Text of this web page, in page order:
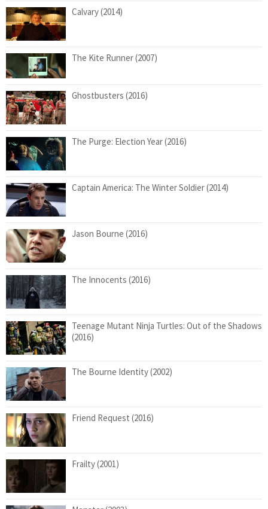
Calvary (2014)
The Kite Runner (2007)
Ghostbusters (2016)
The Purge: Election Year (2016)
Captain America: The Winter Soldier (2014)
Jason Bourne (2016)
The Innocents (2016)
Teenage Mutant Ninja Turtles: Out of the Shadows
(2016)
The Bourne Identity (2002)
Friend Request (2016)
Frailty (2001)